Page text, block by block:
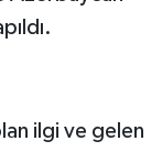
ilgi ve gelen